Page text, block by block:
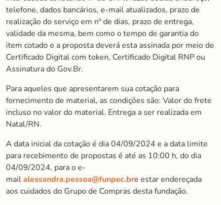
telefone, dados bancários, e-mail atualizados, prazo de
realização do serviço em nº de dias, prazo de entrega,
validade da mesma, bem como o tempo de garantia do
item cotado e a proposta deverá esta assinada por meio de
Certificado Digital com token, Certificado Digital RNP ou
Assinatura do Gov.Br.
Para aqueles que apresentarem sua cotação para
fornecimento de material, as condições são: Valor do frete
incluso no valor do material. Entrega a ser realizada em
Natal/RN.
A data inicial da cotação é dia 04/09/2024 e a data limite
para recebimento de propostas é até as 10:00 h, do dia
04/09/2024, para o e-
mailalessandra.pessoa@funpec.bre estar endereçada
aos cuidados do Grupo de Compras desta fundação.